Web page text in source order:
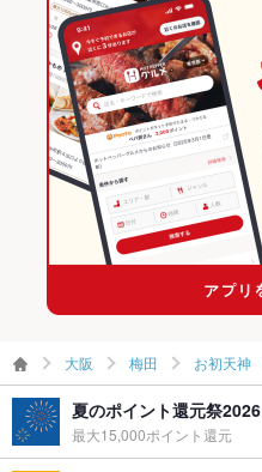
梅田 × 居酒屋
梅田 × 和風
大阪駅 × 居酒屋
大阪駅 × 和風
大阪 × 和食
大阪 × 和食全般
大阪 × 居酒屋
大阪 × 和風
梅田の和食ランキング
お初天神のグルメランキング
お初天神の和食ランキング
大阪 梅田 お初天神
夏のポイント還元祭2026
最大15,000ポイント還元